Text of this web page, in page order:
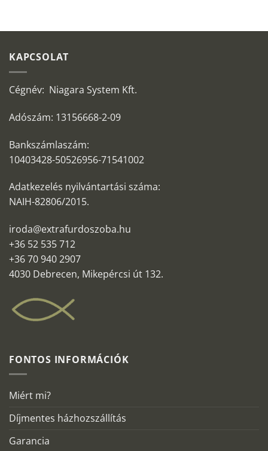
KAPCSOLAT
Cégnév: Niagara System Kft.
Adószám: 13156668-2-09
Bankszámlaszám:
10403428-50526956-71541002
Adatkezelés nyilvántartási száma:
NAIH-82806/2015.
iroda@extrafurdoszoba.hu
+36 52 535 712
+36 70 940 2907
4030 Debrecen, Mikepércsi út 132.
FONTOS INFORMÁCIÓK
Miért mi?
Díjmentes házhozszállítás
Garancia